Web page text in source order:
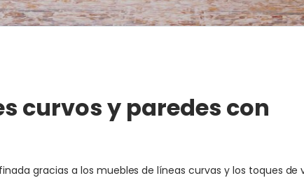
curvos y paredes con
gracias a los muebles de líneas curvas y los toques de